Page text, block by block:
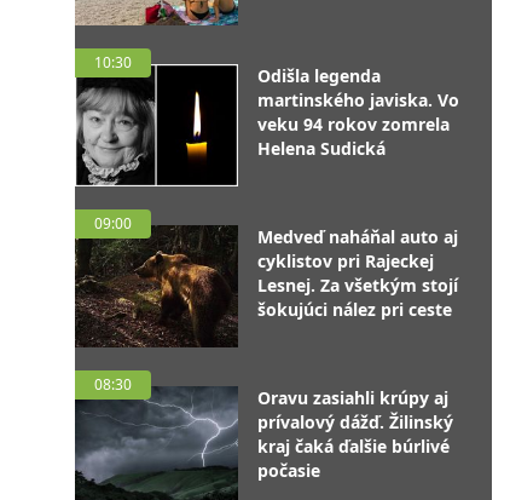
10:30
Odišla legenda
martinského javiska. Vo
veku 94 rokov zomrela
Helena Sudická
09:00
Medveď naháňal auto aj
cyklistov pri Rajeckej
Lesnej. Za všetkým stojí
šokujúci nález pri ceste
08:30
Oravu zasiahli krúpy aj
prívalový dážď. Žilinský
kraj čaká ďalšie búrlivé
počasie